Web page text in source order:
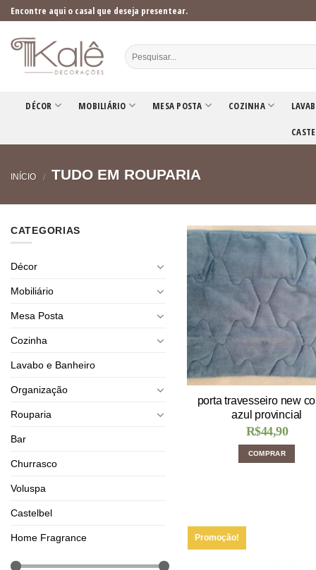
Skip
to
content
Encontre aqui o casal que deseja presentear.
DÉCOR MOBILIÁRIO MESA POSTA COZINHA
INÍCIO / TUDO EM ROUPARIA
CATEGORIAS
Décor
Mobiliário
Mesa Posta
Cozinha
Lavabo e Banheiro
Organização
Rouparia
Bar
Churrasco
Voluspa
Castelbel
Home Fragrance
porta travesseiro new
azul provincial
R$44,90
COMPRAR
Promoção!